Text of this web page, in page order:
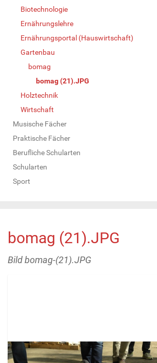
Biotechnologie
Ernährungslehre
Ernährungsportal (Hauswirtschaft)
Gartenbau
bomag
bomag (21).JPG
Holztechnik
Wirtschaft
Musische Fächer
Praktische Fächer
Berufliche Schularten
Schularten
Sport
bomag (21).JPG
Bild bomag-(21).JPG